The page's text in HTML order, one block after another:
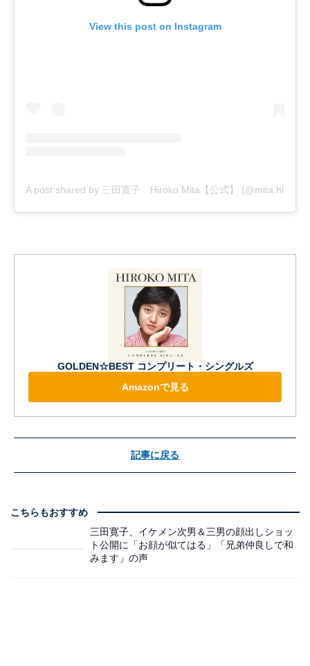
View this post on Instagram
A post shared by 三田寛子 Hiroko Mita【公式】
GOLDEN☆BEST コンプリート・シングルズ
Amazonで見る
記事に戻る
こちらもおすすめ
三田寛子、イケメン次男＆三男の顔出しショッ
ト公開に「お顔が似てはる」「兄弟仲良しで和
みます」の声